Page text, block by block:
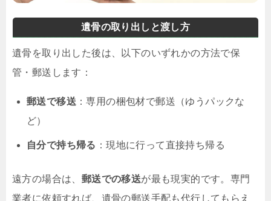
遺骨の取り出しと渡し方
遺骨を取り出した後は、以下のいずれかの方法で保
管・郵送します：
郵送で移送 ：専用の梱包材で郵送（ゆうパックな
ど）
自分で持ち帰る ：現地に行って直接持ち帰る
遠方の場合は、 郵送での移送が最も現実的です。専門
業者に依頼すれば、遺骨の郵送手配も代行してもらえ